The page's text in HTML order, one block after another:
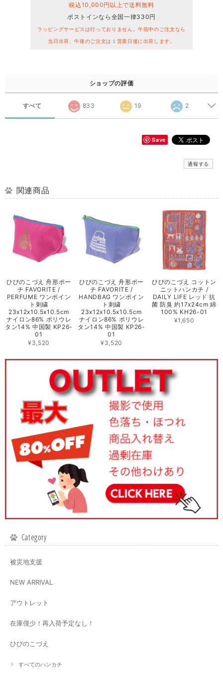
税込10,000円以上で送料無料
ポストインなら全国一律330円
ラッピングサービスは行っておりません。午前中のご注文なら
当日出荷、午後のご注文は１営業日後に出荷します。
ショップの評価
すべて 833 19 2
Save
通報する
関連商品
ひびのこづえ 舟形ポー
チ FAVORITE /
PERFUME ワンポイン
ト刺繍
23x12x10.5x10.5cm
ナイロン86% ポリウレ
タン14% 中国製 KP26-
01
¥3,520
ひびのこづえ 舟形ポー
チ FAVORITE /
HANDBAG ワンポイン
ト刺繍
23x12x10.5x10.5cm
ナイロン86% ポリウレ
タン14% 中国製 KP26-
01
¥3,520
ひびのこづえ コットン
ニットハンカチ /
DAILY LIFE レッド 抗
菌 防臭 約17x24cm 綿
100% KH26-01
¥1,650
Category
被災地支援
NEW ARRIVAL
アウトレット
在庫僅少！再入荷予定なし！
ひびのこづえ
すべてのハンカチ